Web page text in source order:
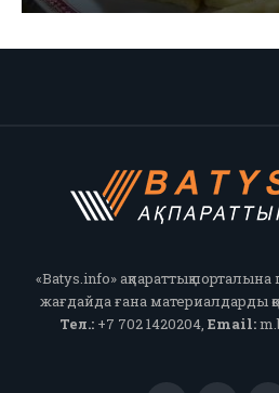
«Batys.info» ақпараттық
жағдайда ғана материалдарды
Тел.:+7 702 1420204, Email: